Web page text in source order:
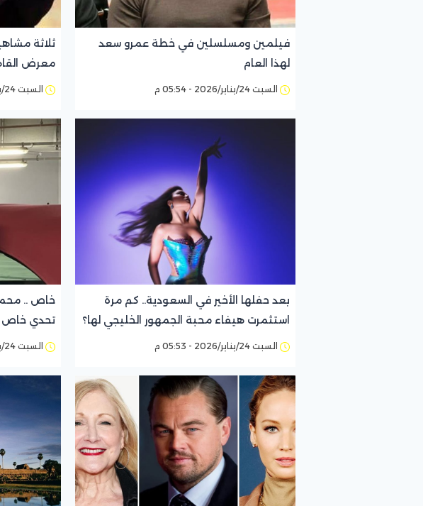
فيلمين ومسلسلين في خطة عمرو سعد
لهذا العام
السبت 24/يناير/2026 - 05:54 م
ثلاثة
معرض
السبت 24/يناير/2026 - 05:54 م
بعد حفلها الأخير في السعودية.. كم مرة
استثمرت هيفاء محبة الجمهور الخليجي لها؟
السبت 24/يناير/2026 - 05:53 م
خاص ..
تحدي خاص
يلامس ولاد
السبت 24/يناير/2026 - 05:53 م